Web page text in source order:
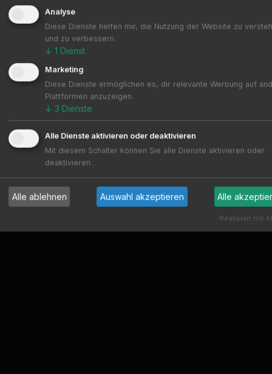
Analyse
Diese Dienste helfen mir, die Nutzung der Website zu
und zu verbessern.
↓ 1 Dienst
Marketing
Diese Dienste ermöglichen es, dir relevante Werbung auf
Plattformen anzuzeigen.
↓ 3 Dienste
Alle Dienste aktivieren oder deaktivieren
Mit diesem Schalter können Sie alle Dienste aktivieren oder
deaktivieren.
Alle ablehnen Auswahl akzeptieren Alle
Realisiert mit